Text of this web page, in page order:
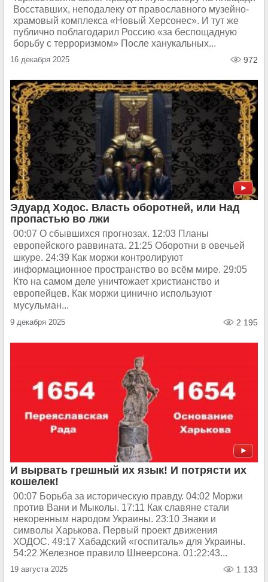
Восставших, неподалеку от православного музейно-
храмовый комплекса «Новый Херсонес». И тут же
публично поблагодарил Россию «за беспощадную
борьбу с терроризмом» После ханукальных...
16 декабря 2025 972
Эдуард Ходос. Власть оборотней, или Над
пропастью во лжи
00:07 О сбывшихся прогнозах. 12:03 Планы
европейского раввината. 21:25 Оборотни в овечьей
шкуре. 24:39 Как моржи контролируют
информационное пространство во всём мире. 29:05
Кто на самом деле уничтожает христианство и
европейцев. Как моржи цинично используют
мусульман...
9 декабря 2025 2 195
И вырвать грешный их язык! И потрясти их
кошелек!
00:07 Борьба за историческую правду. 04:02 Моржи
против Вани и Мыколы. 17:11 Как славяне стали
некоренным народом Украины. 23:10 Знаки и
символы Харькова. Первый проект движения
ХОДОС. 49:17 Хабадский «госпиталь» для Украины.
54:22 Железное правило Шнеерсона. 01:22:43...
19 августа 2025 1 133